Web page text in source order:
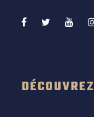
DÉCOUVREZ